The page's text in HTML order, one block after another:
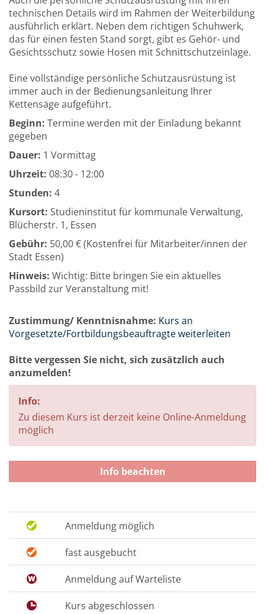
technischen Details wird im Rahmen der Weiterbildung
ausführlich erklärt. Neben dem richtigen Schuhwerk,
das für einen festen Stand sorgt, gibt es Gehör- und
Gesichtsschutz sowie Hosen mit Schnittschutzeinlage.
Eine vollständige persönliche Schutzausrüstung ist
immer auch in der Bedienungsanleitung Ihrer
Kettensäge aufgeführt.
Beginn: Termine werden mit der Einladung bekannt
gegeben
Dauer: 1 Vormittag
Uhrzeit: 08:30 - 12:00
Stunden: 4
Kursort: Studieninstitut für kommunale Verwaltung,
Blücherstr. 1, Essen
Gebühr: 50,00 € (Kostenfrei für Mitarbeiter/innen der
Stadt Essen)
Hinweis: Wichtig: Bitte bringen Sie ein aktuelles
Passbild zur Veranstaltung mit!
Zustimmung/ Kenntnisnahme: Kurs an
Vorgesetzte/Fortbildungsbeauftragte weiterleiten
Bitte vergessen Sie nicht, sich zusätzlich auch
anzumelden!
Info:
Zu diesem Kurs ist derzeit keine Online-Anmeldung
möglich
Info beachten
Anmeldung möglich
fast ausgebucht
Anmeldung auf Warteliste
Kurs abgeschlossen